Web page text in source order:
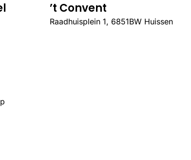
’t Convent
Raadhuisplein 1, 6851BW Huissen